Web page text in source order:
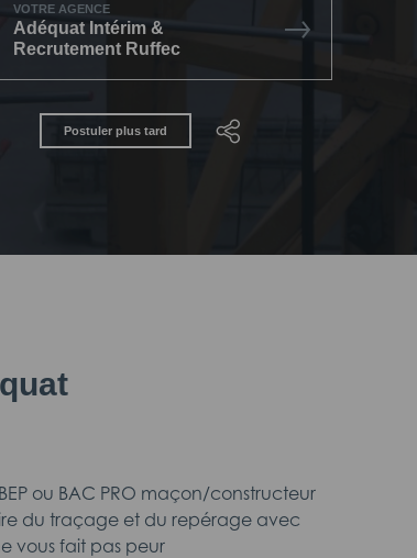
VOTRE AGENCE
Adéquat Intérim &
Recrutement Ruffec
Postuler plus tard
ou BAC PRO maçon/constructeur
du traçage et du repérage avec
vous fait pas peur